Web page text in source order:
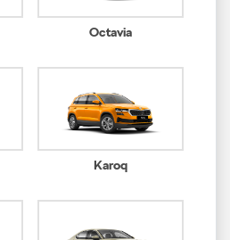
Octavia
Karoq